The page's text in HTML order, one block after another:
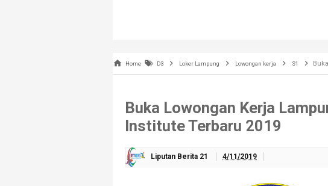
Home D3 Loker Lampung Lowongan kerja S1 Buka
Buka Lowongan Kerja
Institute Terbaru 2019
Liputan Berita 21 4/11/2019